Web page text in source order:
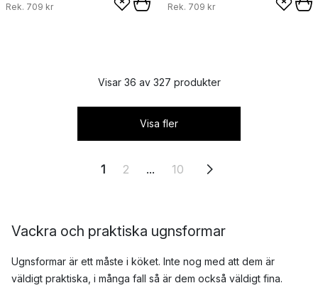
Rek. 709 kr Rek. 709 kr
Visar 36 av 327 produkter
Visa fler
1 2 ... 10
Vackra och praktiska ugnsformar
Ugnsformar är ett måste i köket. Inte nog med att dem är
väldigt praktiska, i många fall så är dem också väldigt fina.